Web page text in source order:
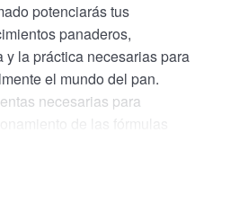
potenciarás tus
panaderos,
y la práctica necesarias para
el mundo del pan.
necesarias para
masa madre, y revisar los
producción. Finalmente,